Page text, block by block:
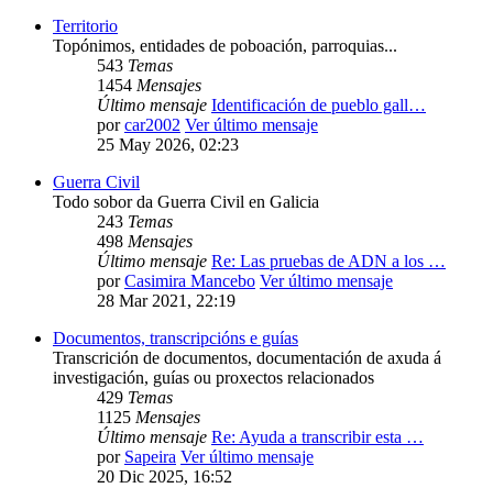
Territorio
Topónimos, entidades de poboación, parroquias...
543 Temas
1454 Mensajes
Último mensaje Identificación de pueblo gall…
porcar2002 Ver último mensaje
25 May 2026, 02:23
Guerra Civil
Todo sobor da Guerra Civil en Galicia
243 Temas
498 Mensajes
Último mensaje Re: Las pruebas de ADN a los …
porCasimira Mancebo Ver último mensaje
28 Mar 2021, 22:19
Documentos, transcripcións e guías
Transcrición de documentos, documentación de axuda á
investigación, guías ou proxectos relacionados
429 Temas
1125 Mensajes
Último mensaje Re: Ayuda a transcribir esta …
por Sapeira Ver último mensaje
20 Dic 2025, 16:52